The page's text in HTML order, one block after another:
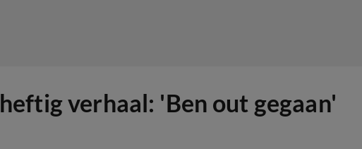
verhaal: 'Ben out gegaan'